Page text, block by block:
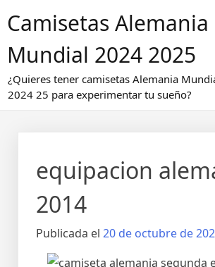
alCamisetas Alemania
Mundial 2024 2025
¿Quieres tener camisetas Alemania
2024 25 para experimentar tu sueño?
equipacion
2014
Publicada el 20 de octubre de